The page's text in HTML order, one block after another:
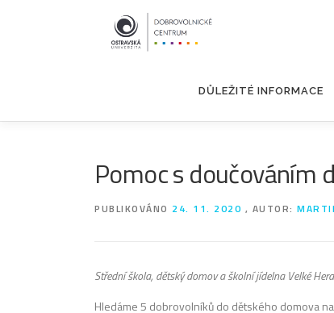
DŮLEŽITÉ INFORMACE
Pomoc s doučováním
PUBLIKOVÁNO 24. 11. 2020 , AUTOR:
Střední škola, dětský domov a školní jídelna Velké
Hledáme 5 dobrovolníků do dětského domova